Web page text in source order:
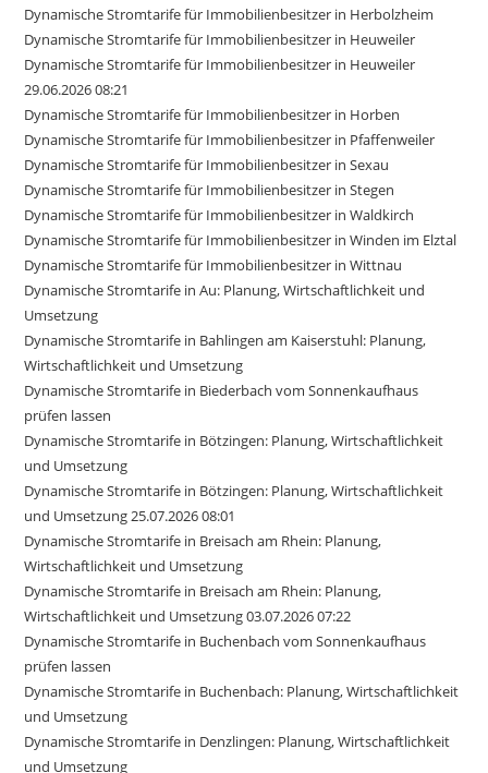
Dynamische Stromtarife für Immobilienbesitzer in Herbolzheim
Dynamische Stromtarife für Immobilienbesitzer in Heuweiler
Dynamische Stromtarife für Immobilienbesitzer in Heuweiler
29.06.2026 08:21
Dynamische Stromtarife für Immobilienbesitzer in Horben
Dynamische Stromtarife für Immobilienbesitzer in Pfaffenweiler
Dynamische Stromtarife für Immobilienbesitzer in Sexau
Dynamische Stromtarife für Immobilienbesitzer in Stegen
Dynamische Stromtarife für Immobilienbesitzer in Waldkirch
Dynamische Stromtarife für Immobilienbesitzer in Winden im Elztal
Dynamische Stromtarife für Immobilienbesitzer in Wittnau
Dynamische Stromtarife in Au: Planung, Wirtschaftlichkeit und
Umsetzung
Dynamische Stromtarife in Bahlingen am Kaiserstuhl: Planung,
Wirtschaftlichkeit und Umsetzung
Dynamische Stromtarife in Biederbach vom Sonnenkaufhaus
prüfen lassen
Dynamische Stromtarife in Bötzingen: Planung, Wirtschaftlichkeit
und Umsetzung
Dynamische Stromtarife in Bötzingen: Planung, Wirtschaftlichkeit
und Umsetzung 25.07.2026 08:01
Dynamische Stromtarife in Breisach am Rhein: Planung,
Wirtschaftlichkeit und Umsetzung
Dynamische Stromtarife in Breisach am Rhein: Planung,
Wirtschaftlichkeit und Umsetzung 03.07.2026 07:22
Dynamische Stromtarife in Buchenbach vom Sonnenkaufhaus
prüfen lassen
Dynamische Stromtarife in Buchenbach: Planung, Wirtschaftlichkeit
und Umsetzung
Dynamische Stromtarife in Denzlingen: Planung, Wirtschaftlichkeit
und Umsetzung